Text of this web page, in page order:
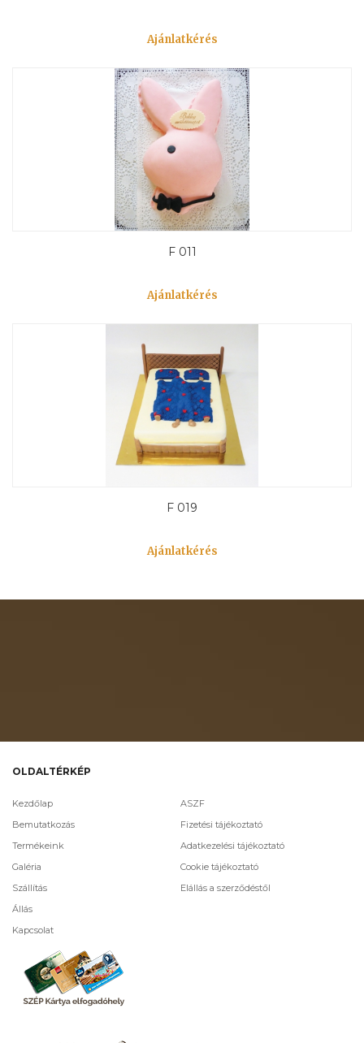
Ajánlatkérés
F 011
Ajánlatkérés
F 019
Ajánlatkérés
OLDALTÉRKÉP
Kezdőlap
Bemutatkozás
Termékeink
Galéria
Szállítás
Állás
Kapcsolat
ASZF
Fizetési tájékoztató
Adatkezelési tájékoztató
Cookie tájékoztató
Elállás a szerződéstől